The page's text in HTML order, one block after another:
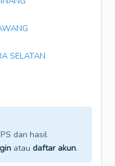
SELATAN
dan hasil
atau daftar akun.